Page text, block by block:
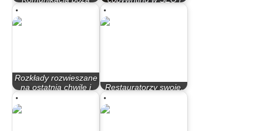
Rozkłady rozwieszane
na ostatnią chwilę i
Restauratorzy swoje,